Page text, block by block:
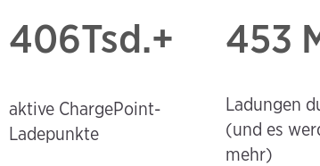
406Tsd.+
aktive ChargePoint-
Ladepunkte
453
Ladungen
(und es
mehr)